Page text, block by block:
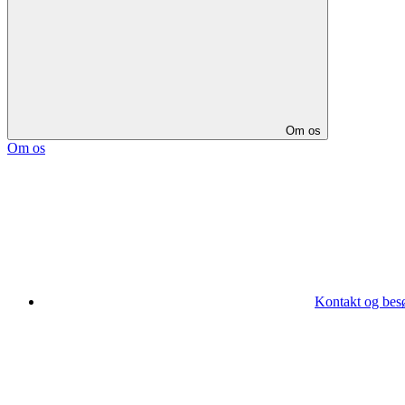
Om os
Om os
Kontakt og